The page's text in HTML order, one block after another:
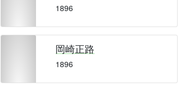
1896
岡崎正路
1896